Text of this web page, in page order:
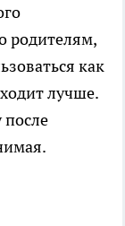
родителям,
как
лучше.
после